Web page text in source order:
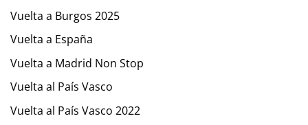
Vuelta a Burgos 2025
Vuelta a España
Vuelta a Madrid Non Stop
Vuelta al País Vasco
Vuelta al País Vasco 2022